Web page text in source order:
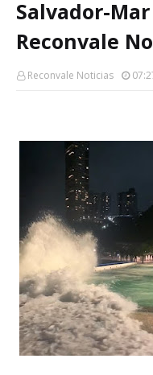
Salvador-
Reconvale
Reconvale Noticias